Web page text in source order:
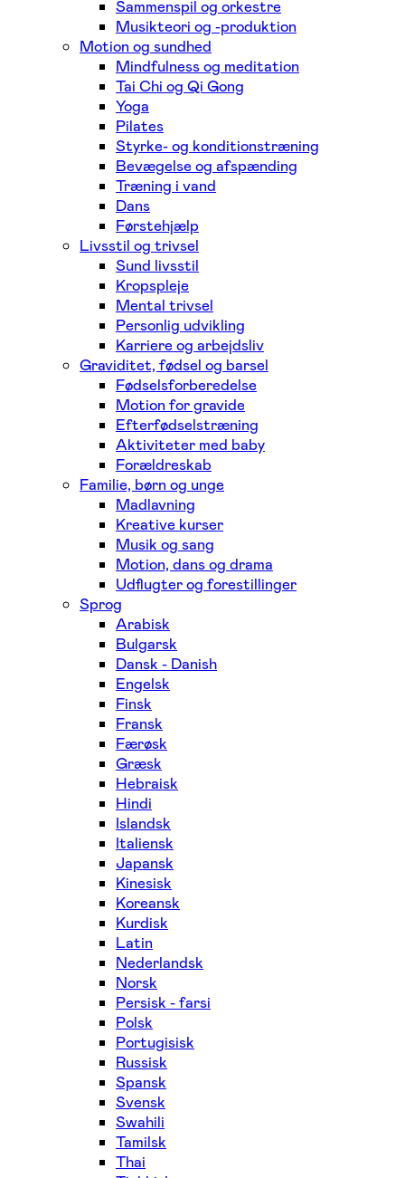
Sammenspil og orkestre
Musikteori og -produktion
Motion og sundhed
Mindfulness og meditation
Tai Chi og Qi Gong
Yoga
Pilates
Styrke- og konditionstræning
Bevægelse og afspænding
Træning i vand
Dans
Førstehjælp
Livsstil og trivsel
Sund livsstil
Kropspleje
Mental trivsel
Personlig udvikling
Karriere og arbejdsliv
Graviditet, fødsel og barsel
Fødselsforberedelse
Motion for gravide
Efterfødselstræning
Aktiviteter med baby
Forældreskab
Familie, børn og unge
Madlavning
Kreative kurser
Musik og sang
Motion, dans og drama
Udflugter og forestillinger
Sprog
Arabisk
Bulgarsk
Dansk - Danish
Engelsk
Finsk
Fransk
Færøsk
Græsk
Hebraisk
Hindi
Islandsk
Italiensk
Japansk
Kinesisk
Koreansk
Kurdisk
Latin
Nederlandsk
Norsk
Persisk - farsi
Polsk
Portugisisk
Russisk
Spansk
Svensk
Swahili
Tamilsk
Thai